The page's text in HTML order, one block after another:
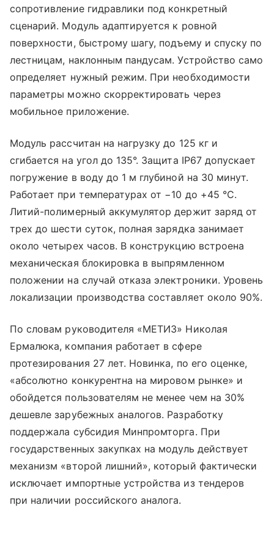
сопротивление гидравлики под конкретный
сценарий. Модуль адаптируется к ровной
поверхности, быстрому шагу, подъему и спуску по
лестницам, наклонным пандусам. Устройство само
определяет нужный режим. При необходимости
параметры можно скорректировать через
мобильное приложение.
Модуль рассчитан на нагрузку до 125 кг и
сгибается на угол до 135°. Защита IP67 допускает
погружение в воду до 1 м глубиной на 30 минут.
Работает при температурах от −10 до +45 °C.
Литий-полимерный аккумулятор держит заряд от
трех до шести суток, полная зарядка занимает
около четырех часов. В конструкцию встроена
механическая блокировка в выпрямленном
положении на случай отказа электроники. Уровень
локализации производства составляет около 90%.
По словам руководителя «МЕТИЗ» Николая
Ермалюка, компания работает в сфере
протезирования 27 лет. Новинка, по его оценке,
«абсолютно конкурентна на мировом рынке» и
обойдется пользователям не менее чем на 30%
дешевле зарубежных аналогов. Разработку
поддержала субсидия Минпромторга. При
государственных закупках на модуль действует
механизм «второй лишний», который фактически
исключает импортные устройства из тендеров
при наличии российского аналога.